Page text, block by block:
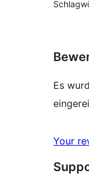
Es
Your